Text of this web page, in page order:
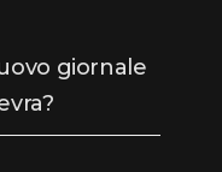
giornale